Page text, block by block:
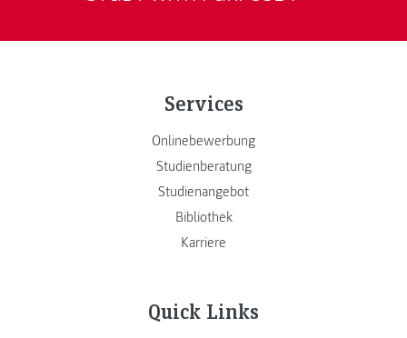
Services
Onlinebewerbung
Studienberatung
Studienangebot
Bibliothek
Karriere
Quick Links